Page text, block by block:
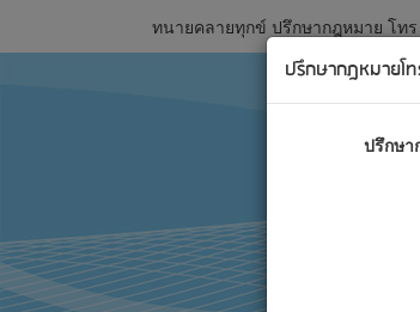
ทนายคลายทุกข์ ปรึกษากฎหมาย โทร
ปรึกษากฎหมายโ
ปรึกษา